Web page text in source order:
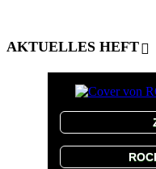
AKTUELLES HEFT